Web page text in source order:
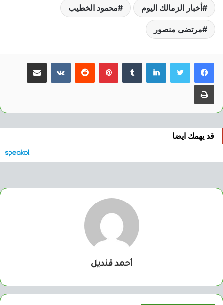
أخبار الزمالك اليوم محمود الخطيب
مرتضى منصور
لينكدإن بينتيريست مشاركة عبر البريد
طباعة
قد يهمك ايضا
أحمد قنديل